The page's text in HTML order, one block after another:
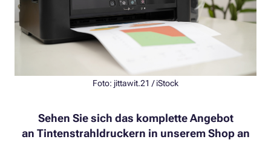
Foto: jittawit.21 / iStock
Sehen Sie sich das komplette Angebot
an Tintenstrahldruckern in unserem Shop an